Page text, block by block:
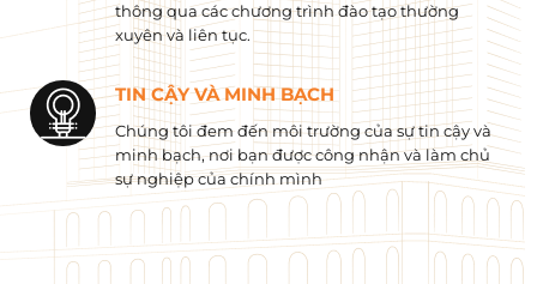
thông qua các chương trình đào tạo thường
xuyên và liên tục.
TIN CẬY VÀ MINH BẠCH
Chúng tôi đem đến môi trường của sự tin cậy và
minh bạch, nơi bạn được công nhận và làm chủ
sự nghiệp của chính mình